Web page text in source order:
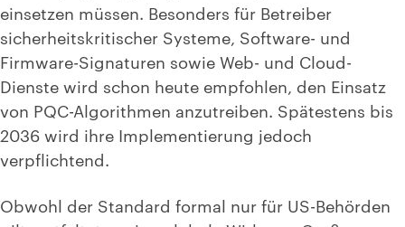
einsetzen müssen. Besonders für Betreiber
sicherheitskritischer Systeme, Software- und
Firmware-Signaturen sowie Web- und Cloud-
Dienste wird schon heute empfohlen, den Einsatz
von PQC-Algorithmen anzutreiben. Spätestens bis
2036 wird ihre Implementierung jedoch
verpflichtend.
Obwohl der Standard formal nur für US-Behörden